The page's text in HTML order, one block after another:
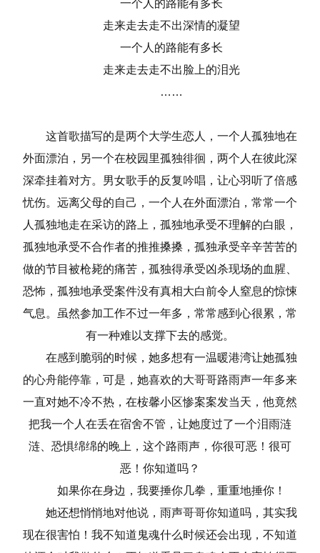
一个人的路能有多长
走来走去走不出深情的凝望
一个人的路能有多长
走来走去走不出脸上的泪光
……
这首歌描写的是两个大学生恋人，一个人孤独地在
外面漂泊，另一个在校园里孤独徘徊，两个人在彼此深
深牵挂着对方。男女歌手的反复吟唱，让心羽听了倍感
忧伤。远离父母的自己，一个人在外面漂泊，常常一个
人孤独地走在采访的路上，孤独地承受不理解的白眼，
孤独地承受不合作者的推推搡搡，孤独承受辛辛苦苦的
做的节目被枪毙的痛苦，孤独得承受凶杀现场的血腥、
恐怖，孤独地承受案件没有真相大白前令人窒息的惊悚
气息。虽然参加工作不过一年多，常常感到心很累，常
有一种难以支撑下去的感觉。
在感到脆弱的时候，她多想有一温暖港湾让她孤独
的心舟能停靠，可是，她喜欢的大哥哥路雨声一年多来
一直对她不冷不热，在桉馨小区惨案案发当天，他竟然
把我一个人在丢在宿舍不管，让她度过了一个泪雨涟
涟、恐惧绵绵的晚上，这个路雨声，你很可恶！很可
恶！你知道吗？
如果你在身边，我要捶你几拳，重重地捶你！
她还想悄悄地对他说，雨声哥哥你知道吗，其实我
现在很害怕！我不知道鬼魂什么时候还会出现，不知道